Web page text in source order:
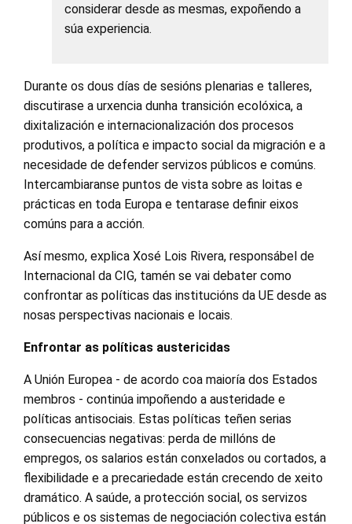
considerar desde as mesmas, expoñendo a
súa experiencia.
Durante os dous días de sesións plenarias e talleres,
discutirase a urxencia dunha transición ecolóxica, a
dixitalización e internacionalización dos procesos
produtivos, a política e impacto social da migración e a
necesidade de defender servizos públicos e comúns.
Intercambiaranse puntos de vista sobre as loitas e
prácticas en toda Europa e tentarase definir eixos
comúns para a acción.
Así mesmo, explica Xosé Lois Rivera, responsábel de
Internacional da CIG, tamén se vai debater como
confrontar as políticas das institucións da UE desde as
nosas perspectivas nacionais e locais.
Enfrontar as políticas austericidas
A Unión Europea - de acordo coa maioría dos Estados
membros - continúa impoñendo a austeridade e
políticas antisociais. Estas políticas teñen serias
consecuencias negativas: perda de millóns de
empregos, os salarios están conxelados ou cortados, a
flexibilidade e a precariedade están crecendo de xeito
dramático. A saúde, a protección social, os servizos
públicos e os sistemas de negociación colectiva están